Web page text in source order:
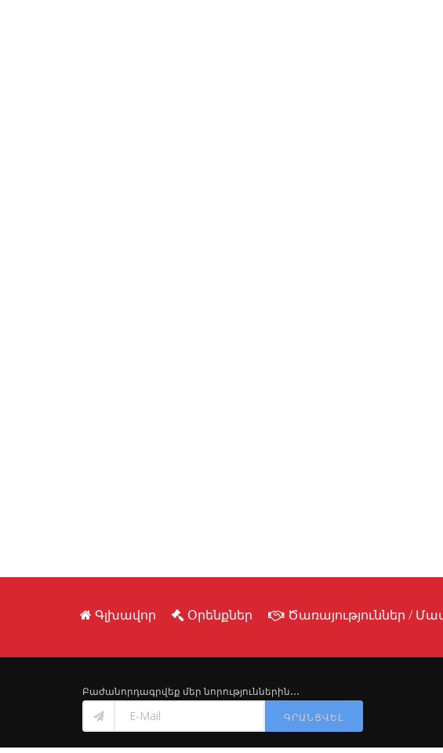
Գլխավոր Օրենքներ Ծառայություններ /
Բաժանորդագրվեք մեր նորություններին․․․
ԳՐԱՆՑՎԵԼ